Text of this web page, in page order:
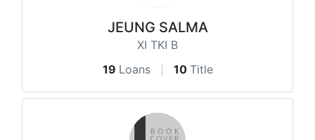
JEUNG SALMA
XI TKI B
19 Loans 10 Title